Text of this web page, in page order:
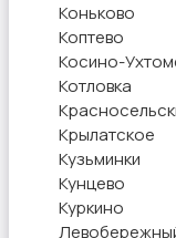
Коньково
Коптево
Косино-
Котловка
Крылатское
Кузьминки
Кунцево
Куркино